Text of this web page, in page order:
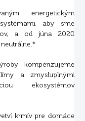
energetickým
aby sme
a od júna 2020
kompenzujeme
a zmysluplnými
ekosystémov
krmív pre domáce